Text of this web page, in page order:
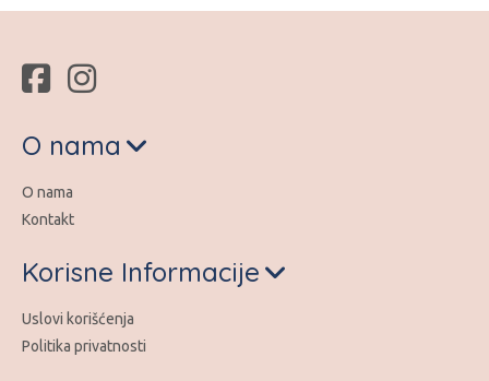
O nama
O nama
Kontakt
Korisne Informacije
Uslovi korišćenja
Politika privatnosti